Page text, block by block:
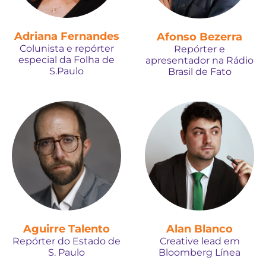
Adriana Fernandes
Colunista e repórter
especial da Folha de
S.Paulo
Afonso Bezerra
Repórter e
apresentador na Rádio
Brasil de Fato
Aguirre Talento
Repórter do Estado de
S. Paulo
Alan Blanco
Creative lead em
Bloomberg Línea